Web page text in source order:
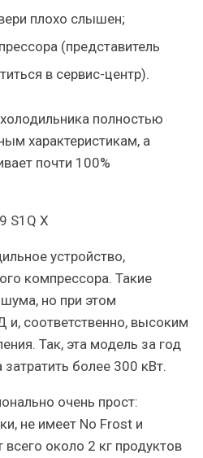
плохо слышен;
(представитель
в сервис-центр).
полностью
характеристикам, а
почти 100%
S1Q X
устройство,
компрессора. Такие
но при этом
и, соответственно, высоким
Так, эта модель за год
более 300 кВт.
очень прост:
не имеет No Frost и
около 2 кг продуктов